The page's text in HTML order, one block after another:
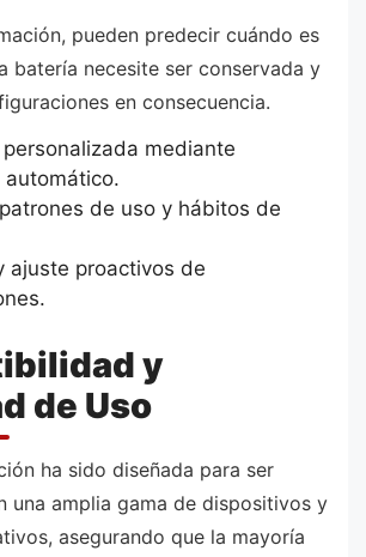
pueden predecir cuándo es
batería necesite ser conservada y
en consecuencia.
mediante
automático.
de uso y hábitos de
ajuste proactivos de
y
de Uso
ha sido diseñada para ser
una amplia gama de dispositivos y
asegurando que la mayoría